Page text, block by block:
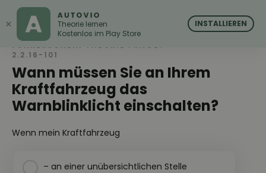
AUTOVIO
Wann müssen Sie an Ihrem
Kraftfahrzeug das
Warnblinklicht einschalten?
FÜHRERSCHEIN THEORIE FRAGE:
2.2.16-101
Wenn mein Kraftfahrzeug
– an einer unübersichtlichen Stelle
× AUTOVIO
Theorie lernen
Kostenlos im Play Store
INSTALLIEREN